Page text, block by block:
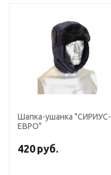
Шапка-ушанка "СИРИУС-
ЕВРО"
420 руб.